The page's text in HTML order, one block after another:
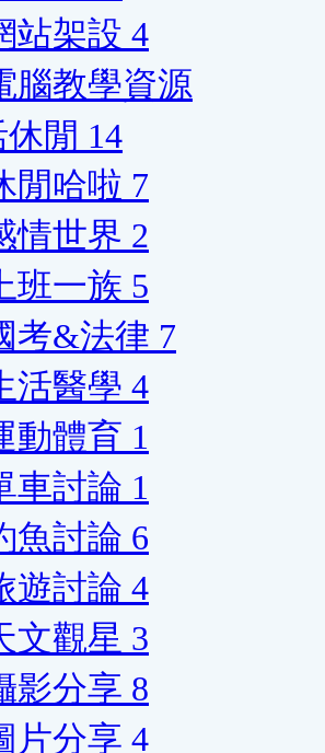
站架設 4
腦教學資源
閒 14
閒哈啦 7
情世界 2
上班一族 5
考&法律 7
活醫學 4
動體育 1
車討論 1
魚討論 6
遊討論 4
文觀星 3
影分享 8
片分享 4